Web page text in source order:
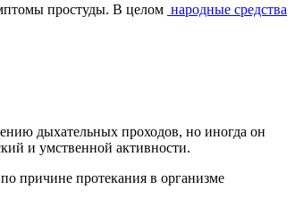
простуды. В целом народные средства
дыхательных проходов, но иногда он
и умственной активности.
причине протекания в организме